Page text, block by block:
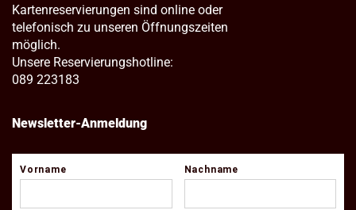
Kartenreservierungen sind online oder
telefonisch zu unseren Öffnungszeiten
möglich.
Unsere Reservierungshotline:
089 223183
Newsletter-Anmeldung